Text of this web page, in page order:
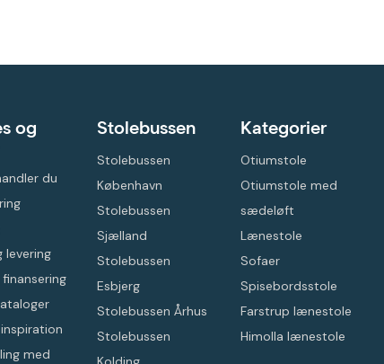
og
du
levering
med
Stolebussen
Stolebussen
København
Stolebussen
Sjælland
Stolebussen
Esbjerg
Stolebussen Århus
Stolebussen
Kategorier
Otiumstole
Otiumstole med
sædeløft
Lænestole
Sofaer
Spisebordsstole
Farstrup lænestole
Himolla lænestole